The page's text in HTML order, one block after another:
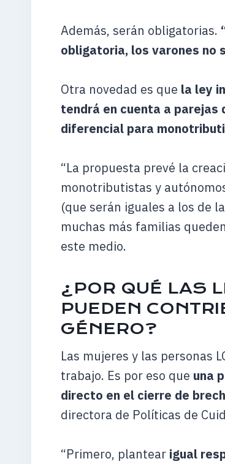
Además, serán obligatorias.
obligatoria, los varones no
Otra novedad es que la ley
tendrá en cuenta a parejas
diferencial para
“La propuesta prevé la
monotributistas y
(que serán iguales a los de
muchas más familias
este medio.
¿POR QUÉ LAS
PUEDEN
GÉNERO?
Las mujeres y las personas
trabajo. Es por eso que una
directo en el cierre de
directora de Políticas de
“Primero, plantear igual